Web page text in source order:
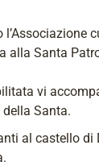
alla Santa
vi
Santa.
al castello di